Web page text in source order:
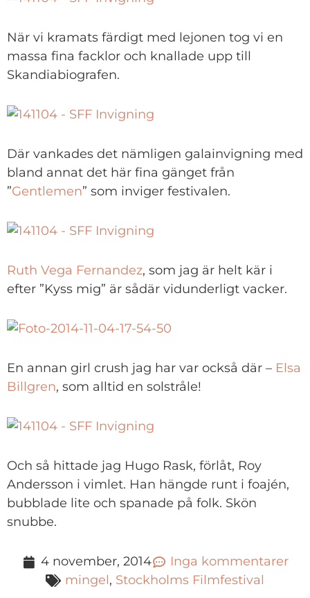
När vi kramats färdigt med lejonen tog vi en
massa fina facklor och knallade upp till
Skandiabiografen.
Där vankades det nämligen galainvigning med
bland annat det här fina gänget från
”Gentlemen” som inviger festivalen.
Ruth Vega Fernandez, som jag är helt kär i
efter ”Kyss mig” är sådär vidunderligt vacker.
En annan girl crush jag har var också där – Elsa
Billgren, som alltid en solstråle!
Och så hittade jag Hugo Rask, förlåt, Roy
Andersson i vimlet. Han hängde runt i foajén,
bubblade lite och spanade på folk. Skön
snubbe.
4 november, 2014
Inga kommentarer
mingel, Stockholms Filmfestival